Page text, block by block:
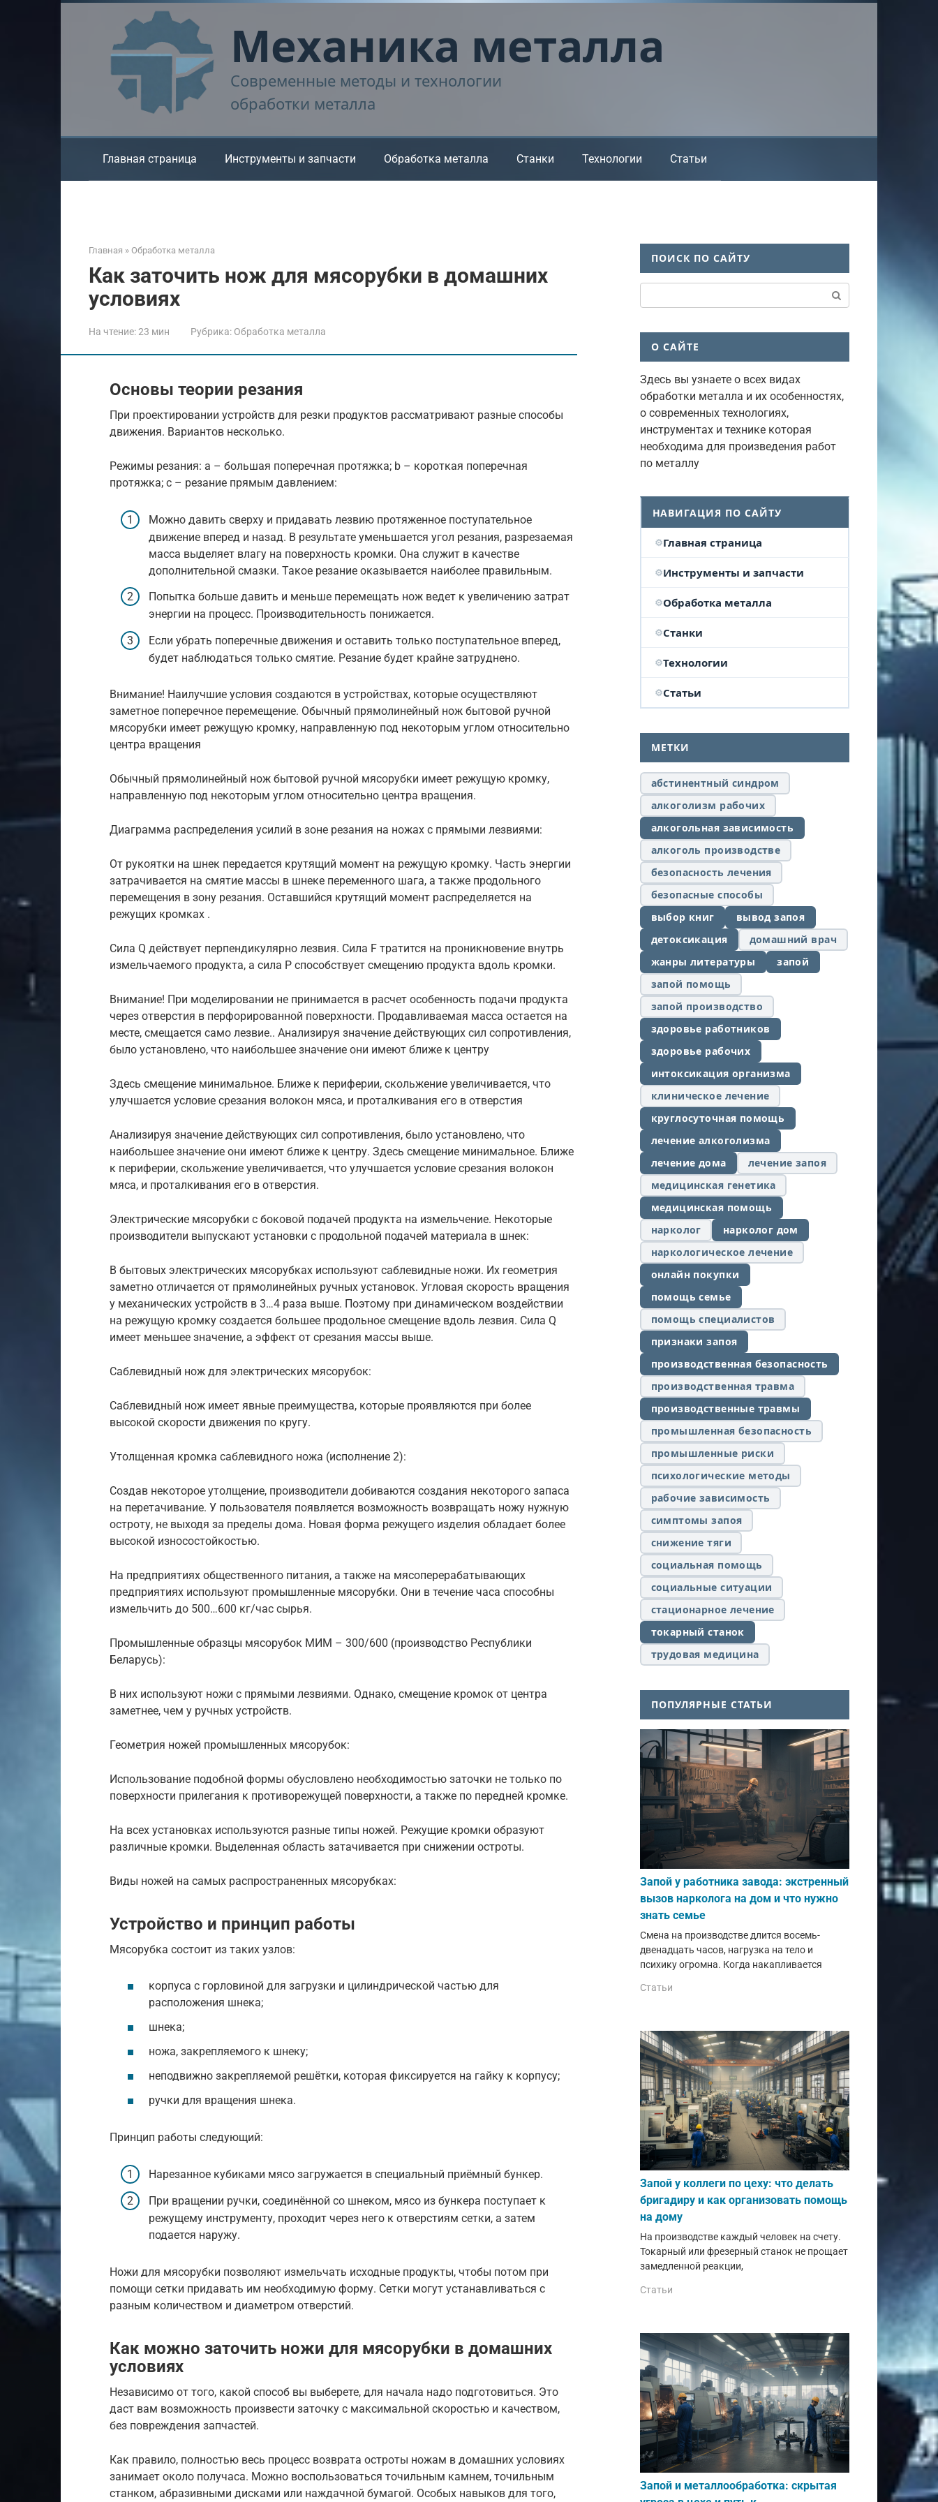
Механика металла
Современные методы и технологии
обработки металла
Главная страница Инструменты и запчасти Обработка металла Станки Технологии Статьи
Главная » Обработка металла
Как заточить нож для мясорубки в домашних
условиях
На чтение:23 мин Рубрика: Обработка металла
Основы теории резания
При проектировании устройств для резки продуктов рассматривают разные способы
движения. Вариантов несколько.
Режимы резания: а – большая поперечная протяжка; b – короткая поперечная
протяжка; c – резание прямым давлением:
Можно давить сверху и придавать лезвию протяженное поступательное
движение вперед и назад. В результате уменьшается угол резания, разрезаемая
масса выделяет влагу на поверхность кромки. Она служит в качестве
дополнительной смазки. Такое резание оказывается наиболее правильным.
Попытка больше давить и меньше перемещать нож ведет к увеличению затрат
энергии на процесс. Производительность понижается.
Если убрать поперечные движения и оставить только поступательное вперед,
будет наблюдаться только смятие. Резание будет крайне затруднено.
Внимание! Наилучшие условия создаются в устройствах, которые осуществляют
заметное поперечное перемещение. Обычный прямолинейный нож бытовой ручной
мясорубки имеет режущую кромку, направленную под некоторым углом относительно
центра вращения
Обычный прямолинейный нож бытовой ручной мясорубки имеет режущую кромку,
направленную под некоторым углом относительно центра вращения.
Диаграмма распределения усилий в зоне резания на ножах с прямыми лезвиями:
От рукоятки на шнек передается крутящий момент на режущую кромку. Часть энергии
затрачивается на смятие массы в шнеке переменного шага, а также продольного
перемещения в зону резания. Оставшийся крутящий момент распределяется на
режущих кромках .
Сила Q действует перпендикулярно лезвия. Сила F тратится на проникновение внутрь
измельчаемого продукта, а сила Р способствует смещению продукта вдоль кромки.
Внимание! При моделировании не принимается в расчет особенность подачи продукта
через отверстия в перфорированной поверхности. Продавливаемая масса остается на
месте, смещается само лезвие.. Анализируя значение действующих сил сопротивления,
было установлено, что наибольшее значение они имеют ближе к центру
Здесь смещение минимальное. Ближе к периферии, скольжение увеличивается, что
улучшается условие срезания волокон мяса, и проталкивания его в отверстия
Анализируя значение действующих сил сопротивления, было установлено, что
наибольшее значение они имеют ближе к центру. Здесь смещение минимальное. Ближе
к периферии, скольжение увеличивается, что улучшается условие срезания волокон
мяса, и проталкивания его в отверстия.
Электрические мясорубки с боковой подачей продукта на измельчение. Некоторые
производители выпускают установки с продольной подачей материала в шнек:
В бытовых электрических мясорубках используют саблевидные ножи. Их геометрия
заметно отличается от прямолинейных ручных установок. Угловая скорость вращения
у механических устройств в 3…4 раза выше. Поэтому при динамическом воздействии
на режущую кромку создается большее продольное смещение вдоль лезвия. Сила Q
имеет меньшее значение, а эффект от срезания массы выше.
Саблевидный нож для электрических мясорубок:
Саблевидный нож имеет явные преимущества, которые проявляются при более
высокой скорости движения по кругу.
Утолщенная кромка саблевидного ножа (исполнение 2):
Создав некоторое утолщение, производители добиваются создания некоторого запаса
на перетачивание. У пользователя появляется возможность возвращать ножу нужную
остроту, не выходя за пределы дома. Новая форма режущего изделия обладает более
высокой износостойкостью.
На предприятиях общественного питания, а также на мясоперерабатывающих
предприятиях используют промышленные мясорубки. Они в течение часа способны
измельчить до 500…600 кг/час сырья.
Промышленные образцы мясорубок МИМ – 300/600 (производство Республики
Беларусь):
В них используют ножи с прямыми лезвиями. Однако, смещение кромок от центра
заметнее, чем у ручных устройств.
Геометрия ножей промышленных мясорубок:
Использование подобной формы обусловлено необходимостью заточки не только по
поверхности прилегания к противорежущей поверхности, а также по передней кромке.
На всех установках используются разные типы ножей. Режущие кромки образуют
различные кромки. Выделенная область затачивается при снижении остроты.
Виды ножей на самых распространенных мясорубках:
Устройство и принцип работы
Мясорубка состоит из таких узлов:
корпуса с горловиной для загрузки и цилиндрической частью для
расположения шнека;
шнека;
ножа, закрепляемого к шнеку;
неподвижно закрепляемой решётки, которая фиксируется на гайку к корпусу;
ручки для вращения шнека.
Принцип работы следующий:
Нарезанное кубиками мясо загружается в специальный приёмный бункер.
При вращении ручки, соединённой со шнеком, мясо из бункера поступает к
режущему инструменту, проходит через него к отверстиям сетки, а затем
подается наружу.
Ножи для мясорубки позволяют измельчать исходные продукты, чтобы потом при
помощи сетки придавать им необходимую форму. Сетки могут устанавливаться с
разным количеством и диаметром отверстий.
Как можно заточить ножи для мясорубки в домашних
условиях
Независимо от того, какой способ вы выберете, для начала надо подготовиться. Это
даст вам возможность произвести заточку с максимальной скоростью и качеством,
без повреждения запчастей.
Как правило, полностью весь процесс возврата остроты ножам в домашних условиях
занимает около получаса. Можно воспользоваться точильным камнем, точильным
станком, абразивными дисками или наждачной бумагой. Особых навыков для того,
ПОИСК ПО САЙТУ
О САЙТЕ
Здесь вы узнаете о всех видах
обработки металла и их особенностях,
о современных технологиях,
инструментах и технике которая
необходима для произведения работ
по металлу
НАВИГАЦИЯ ПО САЙТУ
Главная страница
Инструменты и запчасти
Обработка металла
Станки
Технологии
Статьи
МЕТКИ
абстинентный синдром
алкоголизм рабочих
алкогольная зависимость
алкоголь производстве
безопасность лечения
безопасные способы
выбор книг
вывод запоя
детоксикация
домашний врач
жанры литературы
запой
запой помощь
запой производство
здоровье работников
здоровье рабочих
интоксикация организма
клиническое лечение
круглосуточная помощь
лечение алкоголизма
лечение дома
лечение запоя
медицинская генетика
медицинская помощь
нарколог
нарколог дом
наркологическое лечение
онлайн покупки
помощь семье
помощь специалистов
признаки запоя
производственная безопасность
производственная травма
производственные травмы
промышленная безопасность
промышленные риски
психологические методы
рабочие зависимость
симптомы запоя
снижение тяги
социальная помощь
социальные ситуации
стационарное лечение
токарный станок
трудовая медицина
ПОПУЛЯРНЫЕ СТАТЬИ
Запой у работника завода: экстренный
вызов нарколога на дом и что нужно
знать семье
Смена на производстве длится восемь-
двенадцать часов, нагрузка на тело и
психику огромна. Когда накапливается
Статьи
Запой у коллеги по цеху: что делать
бригадиру и как организовать помощь
на дому
На производстве каждый человек на счету.
Токарный или фрезерный станок не прощает
замедленной реакции,
Статьи
Запой и металлообработка: скрытая